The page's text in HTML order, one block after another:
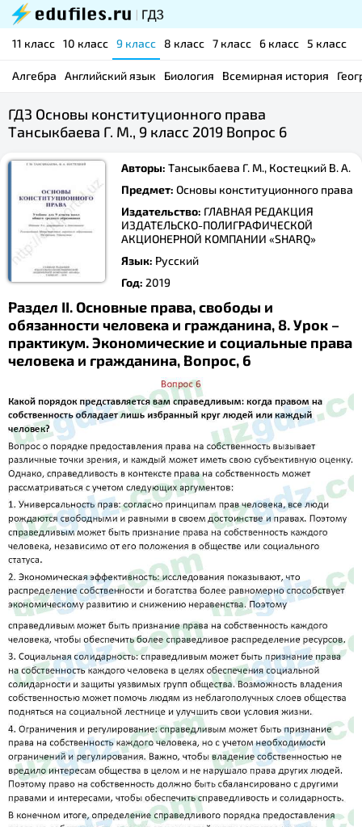
11 класс 10 класс 9 класс 8 класс 7 класс 6 класс 5 класс
Алгебра Английский язык Биология Всемирная история
ГДЗ Основы конституционного права
Тансыкбаева Г. М., 9 класс 2019 Вопрос 6
Авторы: Тансыкбаева Г. М., Костецкий В. А.
Предмет: Основы конституционного права
Издательство: ГЛАВНАЯ РЕДАКЦИЯ
ИЗДАТЕЛЬСКО-ПОЛИГРАФИЧЕСКОЙ
АКЦИОНЕРНОЙ КОМПАНИИ «SHARQ»
Язык: Русский
Год: 2019
Раздел II. Основные права, свободы и
обязанности человека и гражданина, 8. Урок –
практикум. Экономические и социальные права
человека и гражданина, Вопрос, 6